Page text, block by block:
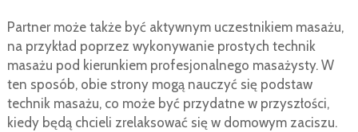
Partner może także być aktywnym uczestnikiem masażu,
na przykład poprzez wykonywanie prostych technik
masażu pod kierunkiem profesjonalnego masażysty. W
ten sposób, obie strony mogą nauczyć się podstaw
technik masażu, co może być przydatne w przyszłości,
kiedy będą chcieli zrelaksować się w domowym zaciszu.